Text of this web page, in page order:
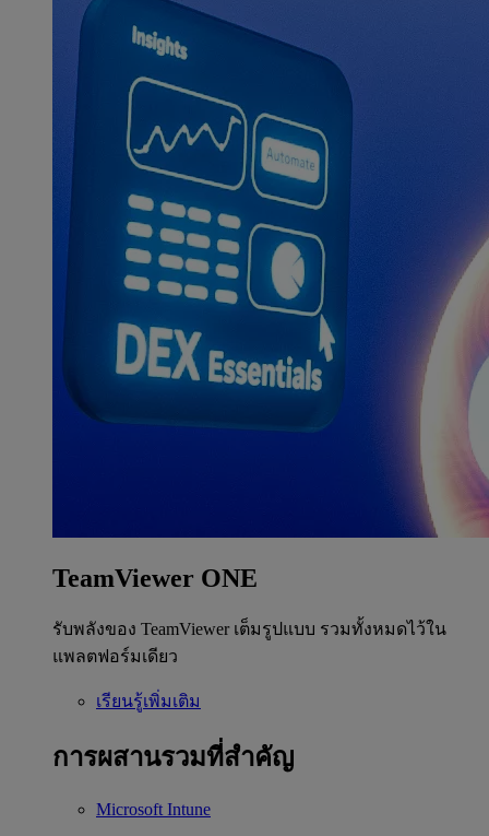
TeamViewer ONE
รับพลังของ TeamViewer เต็มรูปแบบ รวมทั้งหมดไว้ใน
แพลตฟอร์มเดียว
เรียนรู้เพิ่มเติม
การผสานรวมที่สำคัญ
Microsoft Intune